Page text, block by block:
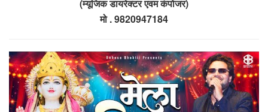
(म्यूजिक डायरेक्टर एवम कंपोजर)
मो . 9820947184